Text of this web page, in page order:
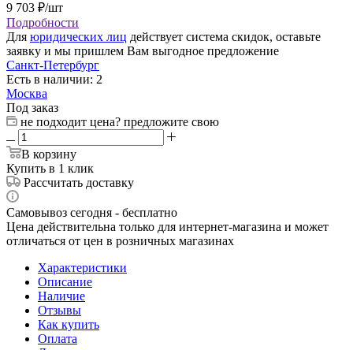
9 703 ₽/шт
Подробности
Для юридических лиц действует система скидок, оставьте
заявку и мы пришлем Вам выгодное предложение
Санкт-Петербург
Есть в наличии: 2
Москва
Под заказ
не подходит цена? предложите свою
В корзину
Купить в 1 клик
Рассчитать доставку
Самовывоз сегодня - бесплатно
Цена действительна только для интернет-магазина и может
отличаться от цен в розничных магазинах
Характеристики
Описание
Наличие
Отзывы
Как купить
Оплата